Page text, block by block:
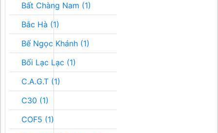
Bất Chàng Nam (1)
Bắc Hà (1)
Bế Ngọc Khánh (1)
Bối Lạc Lạc (1)
C.A.G.T (1)
C30 (1)
COF5 (1)